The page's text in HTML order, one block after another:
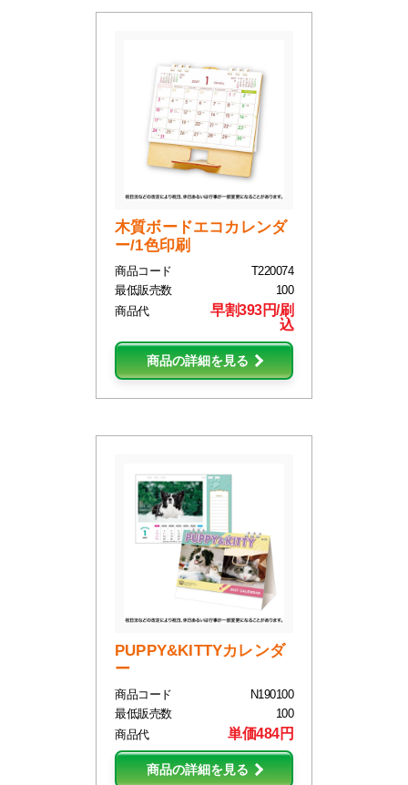
木質ボードエコカレンダ
ー/1色印刷
商品コード
T220074
最低販売数
100
商品代
早割393円/刷
込
商品の詳細を見る
PUPPY&KITTYカレンダ
ー
商品コード
N190100
最低販売数
100
商品代
単価484円
商品の詳細を見る